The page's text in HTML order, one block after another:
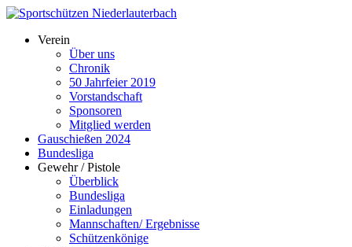
Verein
Über uns
Chronik
50 Jahrfeier 2019
Vorstandschaft
Sponsoren
Mitglied werden
Gauschießen 2024
Bundesliga
Gewehr / Pistole
Überblick
Bundesliga
Einladungen
Mannschaften/ Ergebnisse
Schützenkönige